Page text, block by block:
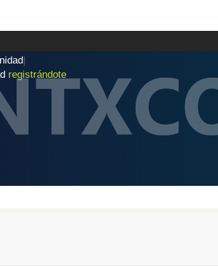
nidad|
registrándote